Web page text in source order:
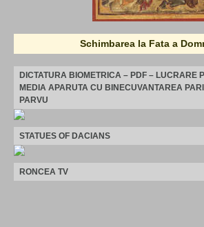
Schimbarea la Fata a
DICTATURA BIOMETRICA – PDF – LUCRARE
MEDIA APARUTA CU BINECUVANTAREA
PARVU
STATUES OF DACIANS
RONCEA TV